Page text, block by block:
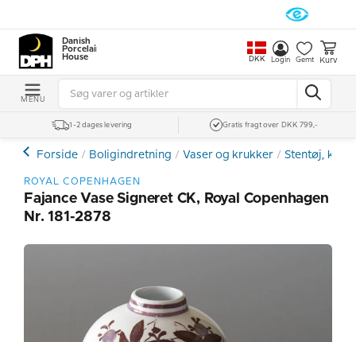
Danish
Porcelain
House
DKK Login Gemt Kurv
MENU
1-2 dages levering Gratis fragt over DKK 799,-
Forside Boligindretning Vaser og krukker Stentøj,
ROYAL COPENHAGEN
Fajance Vase Signeret CK, Royal Copenhagen
Nr. 181-2878